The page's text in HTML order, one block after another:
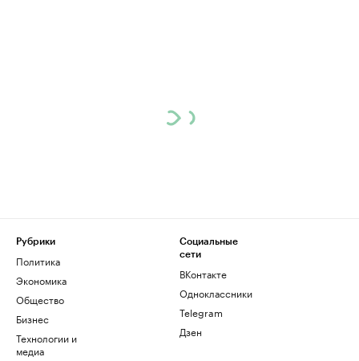
Рубрики
Политика
Экономика
Общество
Бизнес
Технологии и
медиа
Социальные
сети
ВКонтакте
Одноклассники
Telegram
Дзен